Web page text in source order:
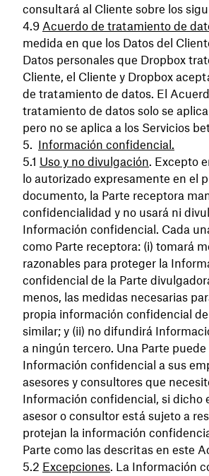
consultará al Cliente sobre los
Acuerdo de tratamiento de
medida en que los Datos del
Datos personales que Dropbox
Cliente, el Cliente y Dropbox
de tratamiento de datos. El
tratamiento de datos solo se
pero no se aplica a los Servicios
Información confidencial.
Uso y no divulgación. Excepto
lo autorizado expresamente en el
documento, la Parte receptora
confidencialidad y no usará ni
Información confidencial. Cada
como Parte receptora: (i) tomará
razonables para proteger la
confidencial de la Parte
menos, las medidas necesarias
propia información confidencial
similar; y (ii) no difundirá
a ningún tercero. Una Parte
Información confidencial a sus
asesores y consultores que
Información confidencial, si dicho
asesor o consultor está sujeto a
protejan la información
Parte como las descritas en este
Excepciones. La Información